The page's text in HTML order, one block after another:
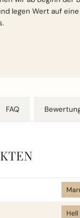
legen Wert auf
Hell
FAQ